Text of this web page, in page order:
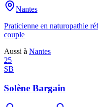
Nantes
Praticienne en naturopathie
couple
Aussi à Nantes
25
SB
Solène Bargain